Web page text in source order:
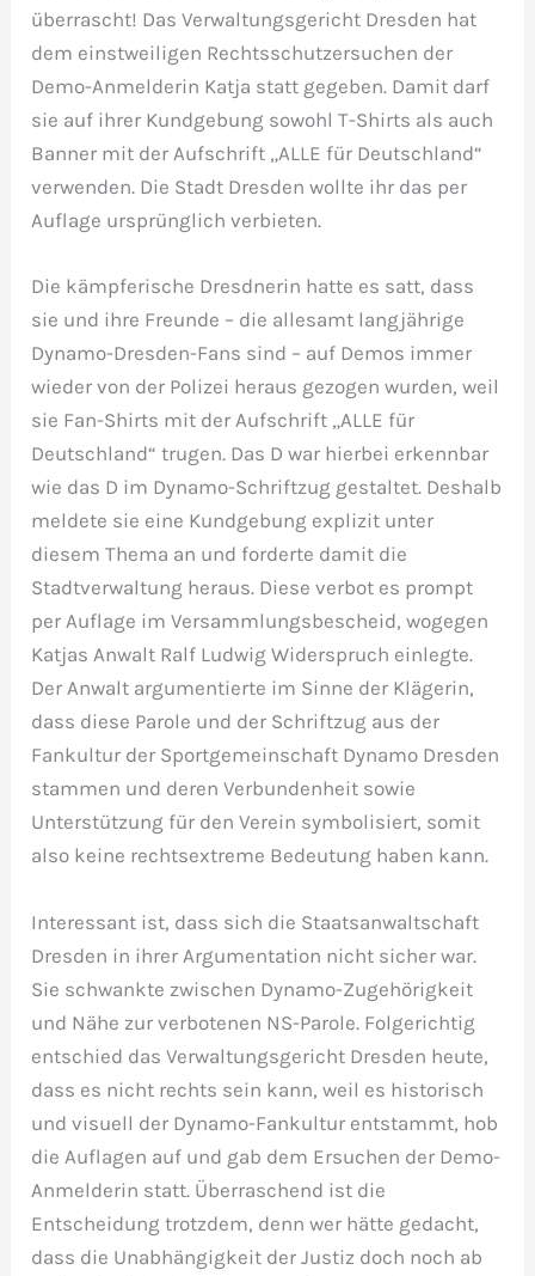
überrascht! Das Verwaltungsgericht Dresden hat
dem einstweiligen Rechtsschutzersuchen der
Demo-Anmelderin Katja statt gegeben. Damit darf
sie auf ihrer Kundgebung sowohl T-Shirts als auch
Banner mit der Aufschrift „ALLE für Deutschland“
verwenden. Die Stadt Dresden wollte ihr das per
Auflage ursprünglich verbieten.
Die kämpferische Dresdnerin hatte es satt, dass
sie und ihre Freunde – die allesamt langjährige
Dynamo-Dresden-Fans sind – auf Demos immer
wieder von der Polizei heraus gezogen wurden, weil
sie Fan-Shirts mit der Aufschrift „ALLE für
Deutschland“ trugen. Das D war hierbei erkennbar
wie das D im Dynamo-Schriftzug gestaltet. Deshalb
meldete sie eine Kundgebung explizit unter
diesem Thema an und forderte damit die
Stadtverwaltung heraus. Diese verbot es prompt
per Auflage im Versammlungsbescheid, wogegen
Katjas Anwalt Ralf Ludwig Widerspruch einlegte.
Der Anwalt argumentierte im Sinne der Klägerin,
dass diese Parole und der Schriftzug aus der
Fankultur der Sportgemeinschaft Dynamo Dresden
stammen und deren Verbundenheit sowie
Unterstützung für den Verein symbolisiert, somit
also keine rechtsextreme Bedeutung haben kann.
Interessant ist, dass sich die Staatsanwaltschaft
Dresden in ihrer Argumentation nicht sicher war.
Sie schwankte zwischen Dynamo-Zugehörigkeit
und Nähe zur verbotenen NS-Parole. Folgerichtig
entschied das Verwaltungsgericht Dresden heute,
dass es nicht rechts sein kann, weil es historisch
und visuell der Dynamo-Fankultur entstammt, hob
die Auflagen auf und gab dem Ersuchen der Demo-
Anmelderin statt. Überraschend ist die
Entscheidung trotzdem, denn wer hätte gedacht,
dass die Unabhängigkeit der Justiz doch noch ab